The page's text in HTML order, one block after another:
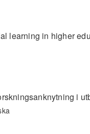
learning in higher
i